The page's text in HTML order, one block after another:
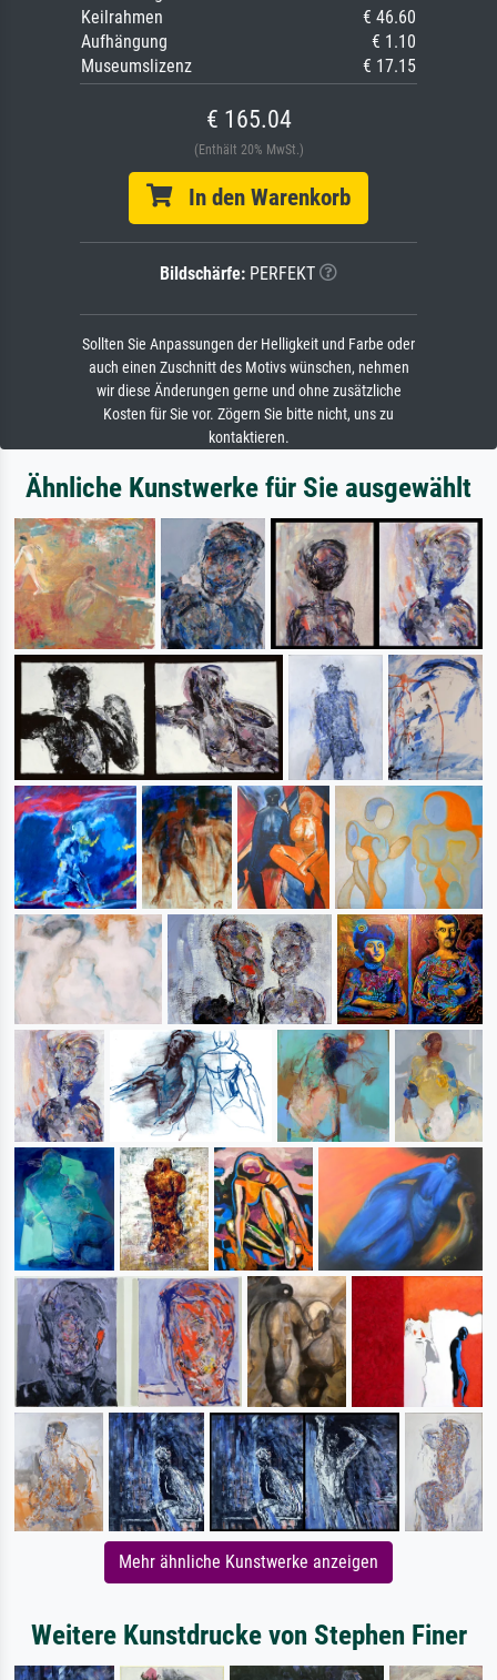
Keilrahmen
€ 46.60
Aufhängung
€ 1.10
Museumslizenz
€ 17.15
€ 165.04
(Enthält 20% MwSt.)
In den Warenkorb
Bildschärfe: PERFEKT
Sollten Sie Anpassungen der Helligkeit und Farbe oder
auch einen Zuschnitt des Motivs wünschen, nehmen
wir diese Änderungen gerne und ohne zusätzliche
Kosten für Sie vor. Zögern Sie bitte nicht, uns zu
kontaktieren.
Ähnliche Kunstwerke für Sie ausgewählt
Mehr ähnliche Kunstwerke anzeigen
Weitere Kunstdrucke von Stephen Finer